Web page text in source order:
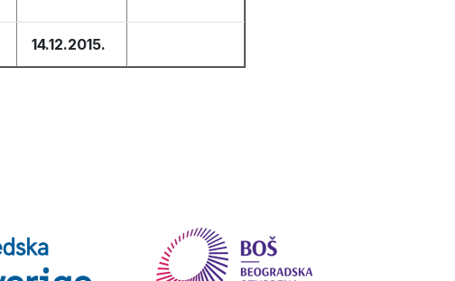
14.12.2015.